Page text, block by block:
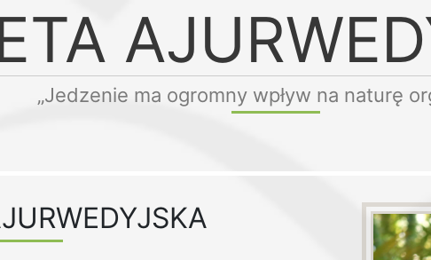
„Jedzenie ma ogromny wpływ na naturę